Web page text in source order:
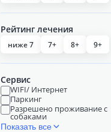
Рейтинг лечения
ниже 7 7+ 8+ 9+
Сервис
WIFI/ Интернет
Паркинг
Разрешено проживание с
собаками
Показать все